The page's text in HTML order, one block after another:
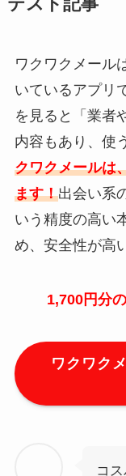
ワクワクメール
いているアプリ
を見ると「業者
内容もあり、使
クワクメールは
ます！出会い系
いう精度の高い
め、安全性が高
1,700円分
ワクワク
コ